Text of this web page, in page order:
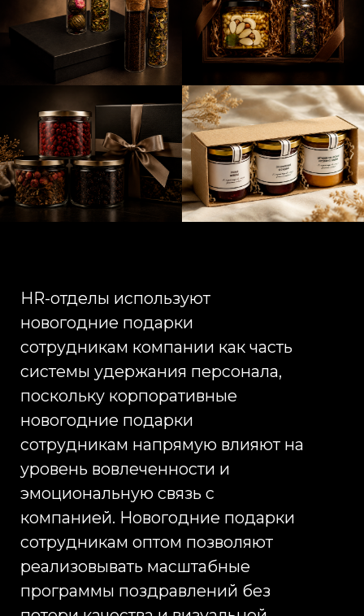
бюджет на корпоративные
коммуникации, сохраняя при этом
высокий уровень качества и
индивидуальный подход к
каждому набору. Корпоративные
сотрудникам становятся частью
комплексной стратегии HR и
маркетинга, объединяя задачи
внутреннего и внешнего
брендинга.